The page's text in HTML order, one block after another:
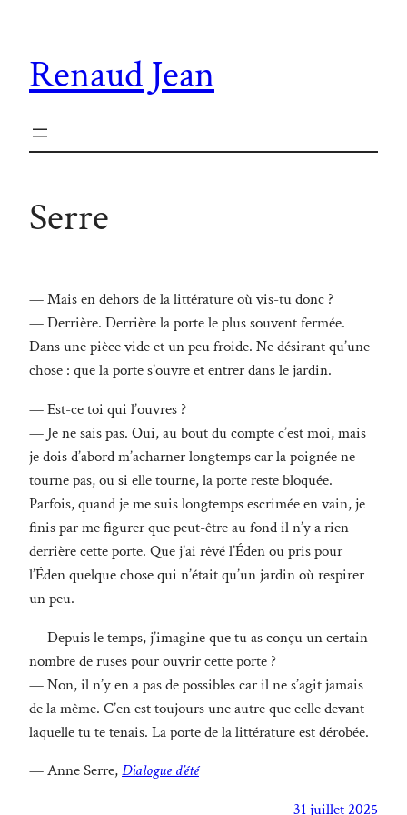
contenu
Renaud Jean
Serre
— Mais en dehors de la littérature où vis-tu donc ?
— Derrière. Derrière la porte le plus souvent fermée.
Dans une pièce vide et un peu froide. Ne désirant qu’une
chose : que la porte s’ouvre et entrer dans le jardin.
— Est-ce toi qui l’ouvres ?
— Je ne sais pas. Oui, au bout du compte c’est moi, mais
je dois d’abord m’acharner longtemps car la poignée ne
tourne pas, ou si elle tourne, la porte reste bloquée.
Parfois, quand je me suis longtemps escrimée en vain, je
finis par me figurer que peut-être au fond il n’y a rien
derrière cette porte. Que j’ai rêvé l’Éden ou pris pour
l’Éden quelque chose qui n’était qu’un jardin où respirer
un peu.
— Depuis le temps, j’imagine que tu as conçu un certain
nombre de ruses pour ouvrir cette porte ?
— Non, il n’y en a pas de possibles car il ne s’agit jamais
de la même. C’en est toujours une autre que celle devant
laquelle tu te tenais. La porte de la littérature est dérobée.
— Anne Serre,Dialogue d’été
31 juillet 2025